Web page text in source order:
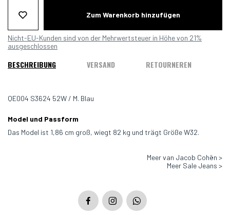
Zum Warenkorb hinzufügen
Nicht-EU-Kunden sind von der Mehrwertsteuer in Höhe von 21%
ausgeschlossen
BESCHREIBUNG VERSAND RETOURNEREN
QE004 S3624 52W / M. Blau
Model und Passform
Das Model ist 1,86 cm groß, wiegt 82 kg und trägt Größe W32.
Meer van Jacob Cohën >
Meer Sale Jeans >